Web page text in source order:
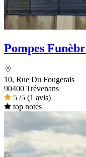
Pompes
10, Rue Du Fougerais
90400 Trévenans
5 /5 (1 avis)
top notes